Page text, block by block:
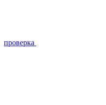
проверка